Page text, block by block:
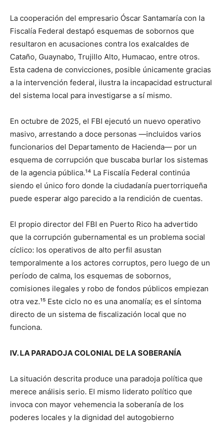
La cooperación del empresario Óscar Santamaría con la
Fiscalía Federal destapó esquemas de sobornos que
resultaron en acusaciones contra los exalcaldes de
Cataño, Guaynabo, Trujillo Alto, Humacao, entre otros.
Esta cadena de convicciones, posible únicamente gracias
a la intervención federal, ilustra la incapacidad estructural
del sistema local para investigarse a sí mismo.
En octubre de 2025, el FBI ejecutó un nuevo operativo
masivo, arrestando a doce personas —incluidos varios
funcionarios del Departamento de Hacienda— por un
esquema de corrupción que buscaba burlar los sistemas
de la agencia pública.¹⁴ La Fiscalía Federal continúa
siendo el único foro donde la ciudadanía puertorriqueña
puede esperar algo parecido a la rendición de cuentas.
El propio director del FBI en Puerto Rico ha advertido
que la corrupción gubernamental es un problema social
cíclico: los operativos de alto perfil asustan
temporalmente a los actores corruptos, pero luego de un
período de calma, los esquemas de sobornos,
comisiones ilegales y robo de fondos públicos empiezan
otra vez.¹⁵ Este ciclo no es una anomalía; es el síntoma
directo de un sistema de fiscalización local que no
funciona.
IV. LA PARADOJA COLONIAL DE LA SOBERANÍA
La situación descrita produce una paradoja política que
merece análisis serio. El mismo liderato político que
invoca con mayor vehemencia la soberanía de los
poderes locales y la dignidad del autogobierno